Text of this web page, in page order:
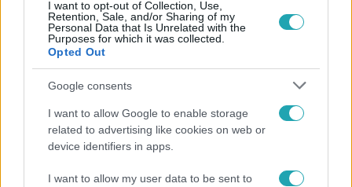
I want to opt-out of Collection, Use,
Retention, Sale, and/or Sharing of my
Personal Data that Is Unrelated with the
Purposes for which it was collected.
Opted Out
Google consents
I want to allow Google to enable storage
related to advertising like cookies on web or
device identifiers in apps.
I want to allow my user data to be sent to
Életmód
Gyakori tévhit dől meg a ventilátorról – így